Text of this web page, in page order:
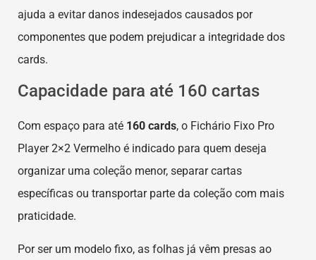
ajuda a evitar danos indesejados causados por
componentes que podem prejudicar a integridade dos
cards.
Capacidade para até 160 cartas
Com espaço para até 160 cards, o Fichário Fixo Pro
Player 2×2 Vermelho é indicado para quem deseja
organizar uma coleção menor, separar cartas
específicas ou transportar parte da coleção com mais
praticidade.
Por ser um modelo fixo, as folhas já vêm presas ao